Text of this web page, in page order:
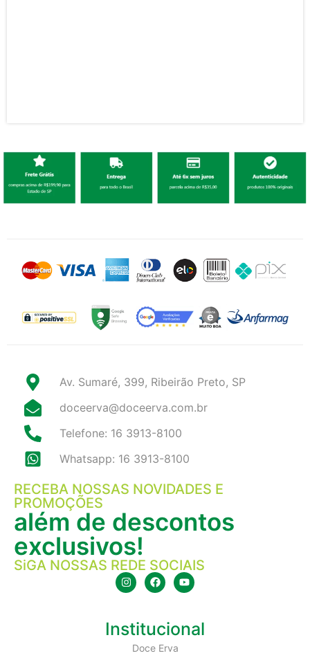
Av. Sumaré, 399, Ribeirão Preto, SP
doceerva@doceerva.com.br
Telefone: 16 3913-8100
Whatsapp: 16 3913-8100
RECEBA NOSSAS NOVIDADES E
PROMOÇÕES
além de descontos
exclusivos!
SiGA NOSSAS REDE SOCIAIS
Institucional
Doce Erva